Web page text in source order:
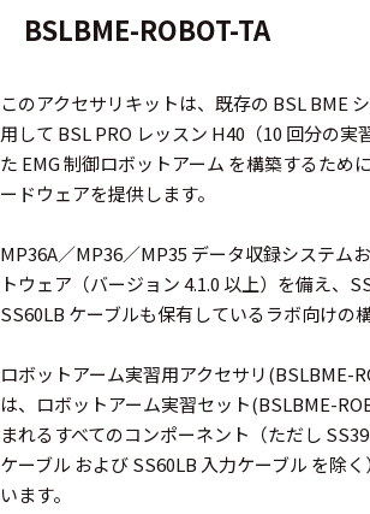
構成
装置本体
デバイス
周辺機器
基幹シス
テム
通信・接続関連
刺激装置
レシーバ
BSLBME-ROBOT-TA
このアクセサリキットは、既存の BSL BME
用して BSL PRO レッスン H40（10 回分の実
た EMG 制御ロボットアーム を構築するため
ードウェアを提供します。
MP36A／MP36／MP35 データ収録システム
トウェア（バージョン 4.1.0 以上）を備え、
SS60LB ケーブルも保有しているラボ向けの構
ロボットアーム実習用アクセサリ(BSLBME-
は、ロボットアーム実習セット(BSLBME-
まれるすべてのコンポーネント（ただし
ケーブル および SS60LB 入力ケーブル を除
います。